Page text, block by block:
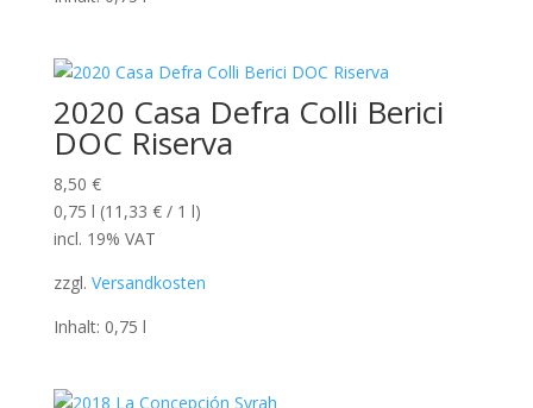
2020 Casa Defra Colli Berici
DOC Riserva
8,50 €
0,75 l (11,33 €/ 1 l)
incl. 19% VAT
zzgl. Versandkosten
Inhalt: 0,75 l